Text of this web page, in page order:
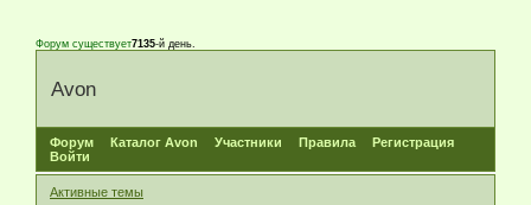
Форум существует7135-й день.
Avon
Форум Каталог Avon Участники Правила
Регистрация
Войти
Активные темы